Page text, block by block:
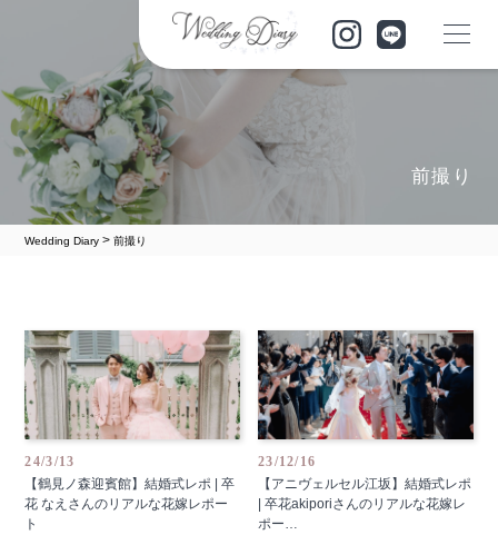
前撮り
Wedding Diary >前撮り
24/3/13
【鶴見ノ森迎賓館】結婚式レポ | 卒
花 なえさんのリアルな花嫁レポー
ト
23/12/16
【アニヴェルセル江坂】結婚式レポ
| 卒花akiporiさんのリアルな花嫁レ
ポー…